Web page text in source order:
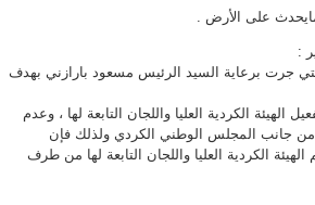
على الأرض .
:
جرت برعاية السيد الرئيس مسعود بارازني بهدف
الكردية العليا واللجان التابعة لها ، وعدم
من جانب المجلس الوطني الكردي ولذلك فإن
الكردية العليا واللجان التابعة لها من طرف